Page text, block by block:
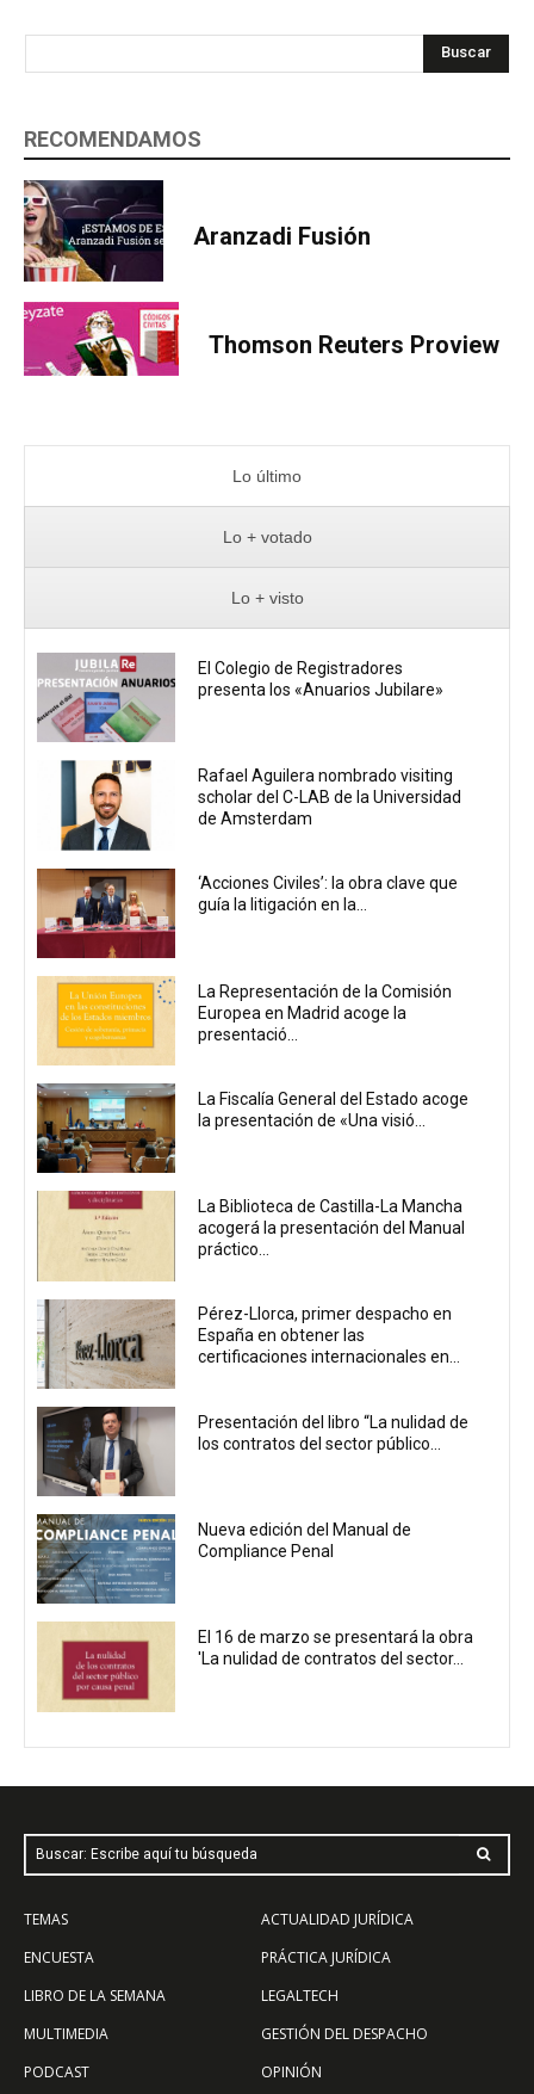
Buscar
RECOMENDAMOS
Aranzadi Fusión
Thomson Reuters Proview
Lo último
Lo + votado
Lo + visto
El Colegio de Registradores
presenta los «Anuarios Jubilare»
Rafael Aguilera nombrado visiting
scholar del C-LAB de la Universidad
de Amsterdam
‘Acciones Civiles’: la obra clave que
guía la litigación en la...
La Representación de la Comisión
Europea en Madrid acoge la
presentació...
La Fiscalía General del Estado acoge
la presentación de «Una visió...
La Biblioteca de Castilla-La Mancha
acogerá la presentación del Manual
práctico...
Pérez-Llorca, primer despacho en
España en obtener las
certificaciones internacionales en...
Presentación del libro “La nulidad de
los contratos del sector público...
Nueva edición del Manual de
Compliance Penal
El 16 de marzo se presentará la obra
'La nulidad de contratos del sector...
Buscar: Escribe aquí tu búsqueda
TEMAS
ENCUESTA
LIBRO DE LA SEMANA
MULTIMEDIA
PODCAST
ACTUALIDAD JURÍDICA
PRÁCTICA JURÍDICA
LEGALTECH
GESTIÓN DEL DESPACHO
OPINIÓN